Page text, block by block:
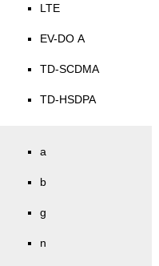
LTE
EV-DO A
TD-SCDMA
TD-HSDPA
a
b
g
n